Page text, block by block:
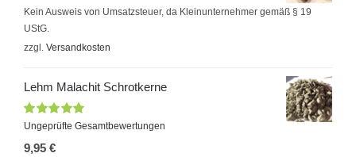
war:
Preis
Kein Ausweis von Umsatzsteuer, da Kleinunternehmer gemäß § 19
UStG.
zzgl. Versandkosten
Lehm Malachit Schrotkerne
Bewertet
5
Ungeprüfte Gesamtbewertungen
9,95 €